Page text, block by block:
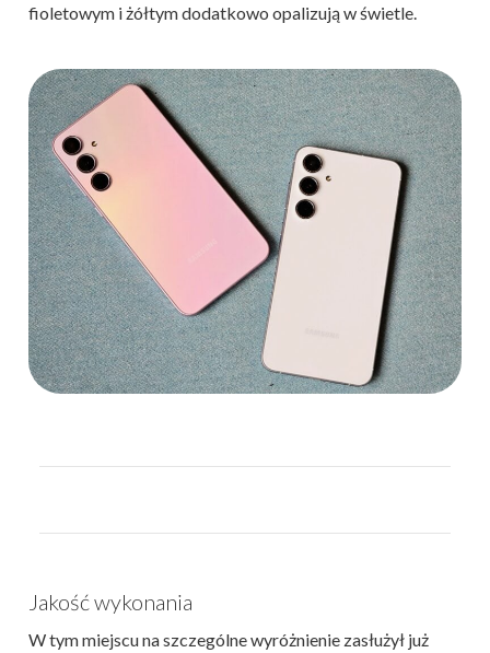
fioletowym i żółtym dodatkowo opalizują w świetle.
Jakość wykonania
W tym miejscu na szczególne wyróżnienie zasłużył już